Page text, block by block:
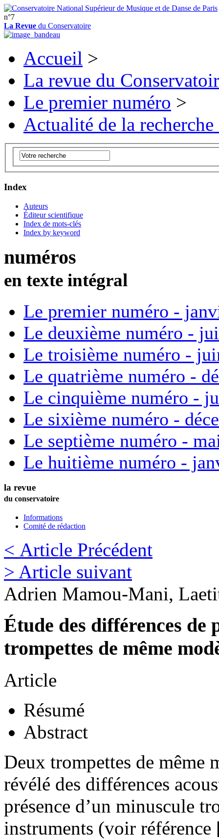
n°7
La Revue du Conservatoire
Accueil >
La revue du
Le premier numéro >
Actualité de la
Index
Auteurs
Éditeur scientifique
Index de mots-clés
Index by keyword
numéros
en texte intégral
Le premier numéro -
Le deuxième numéro -
Le troisième numéro -
Le quatrième numéro -
Le cinquième numéro -
Le sixième numéro -
Le septième numéro -
Le huitième numéro -
la revue
du conservatoire
Informations
Comité de rédaction
< Article Précédent
> Article suivant
Adrien Mamou-Mani,
Étude des différences de
trompettes de même
Article
Résumé
Abstract
Deux trompettes de même
révélé des différences
présence d’un minuscule
instruments (voir référence